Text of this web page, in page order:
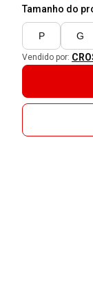
Tamanho do
P G
Vendido por: